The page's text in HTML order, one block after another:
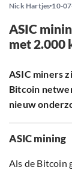
Nick Hartjes 10-
ASIC
met 2.000
ASIC miners
Bitcoin
nieuw
ASIC mining
Als de Bitcoin